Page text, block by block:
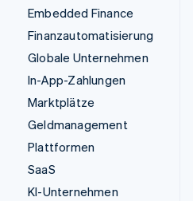
Embedded Finance
Finanzautomatisierung
Globale Unternehmen
In-App-Zahlungen
Marktplätze
Geldmanagement
Plattformen
SaaS
KI-Unternehmen